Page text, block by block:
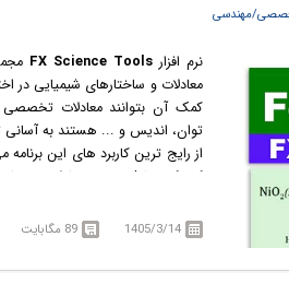
مهندسی
نرم افزار FX Science Tools
معادلات و ساختارهای شیمیایی در
کمک آن بتوانند معادلات
توان، اندیس و ... هستند به آسانی
از رایج ترین کاربرد های این
کرد که بدلیل وجود معادلات و
1405/3/14 89 مگابایت